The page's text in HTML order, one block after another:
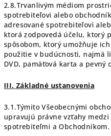
2.8.Trvanlivým médiom
spotrebiteľovi alebo
adresované spotrebiteľovi
ktorá zodpovedá účelu, ktorý
spôsobom, ktorý umožňuje
použitie v budúcnosti, najmä
DVD, pamäťová karta a pevný
III. Základné ustanovenia
3.1.Týmito Všeobecnými
upravujú právne vzťahy
spotrebiteľmi a Obchodníkom.